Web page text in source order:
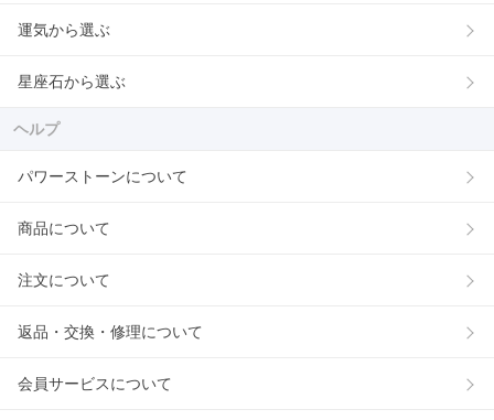
運気から選ぶ
星座石から選ぶ
ヘルプ
パワーストーンについて
商品について
注文について
返品・交換・修理について
会員サービスについて